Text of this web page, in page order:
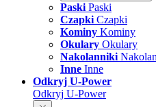
Paski Paski
Czapki Czapki
Kominy Kominy
Okulary Okulary
Nakolanniki
Inne Inne
Odkryj U-Power
Odkryj U-Power